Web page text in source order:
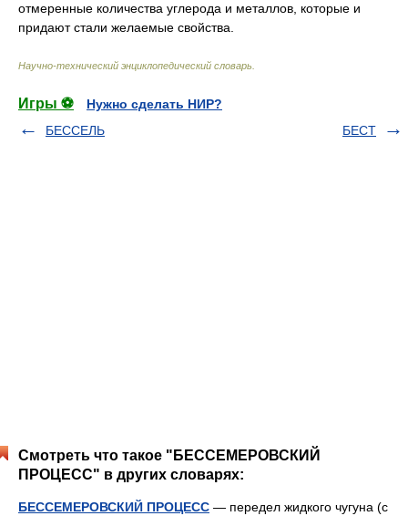
отмеренные количества углерода и металлов, которые и
придают стали желаемые свойства.
Научно-технический энциклопедический словарь
Игры ⚽
Нужно сделать НИР?
БЕССЕЛЬ
БЕСТ
Смотреть что такое "БЕССЕМЕРОВСКИЙ
ПРОЦЕСС" в других словарях:
БЕССЕМЕРОВСКИЙ ПРОЦЕСС — передел жидкого чугуна (с